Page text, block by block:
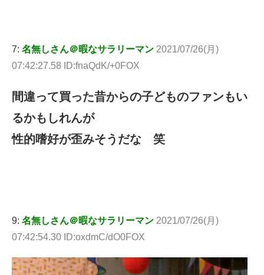
7: 名無しさん＠暇なサラリーマン 2021/07/26(月)
07:42:27.58 ID:fnaQdK/+0FOX
間違って買った昔からの子どものファンもい
るかもしれんが
性的嗜好が歪みそうだな 笑
9: 名無しさん＠暇なサラリーマン 2021/07/26(月)
07:42:54.30 ID:oxdmC/dO0FOX